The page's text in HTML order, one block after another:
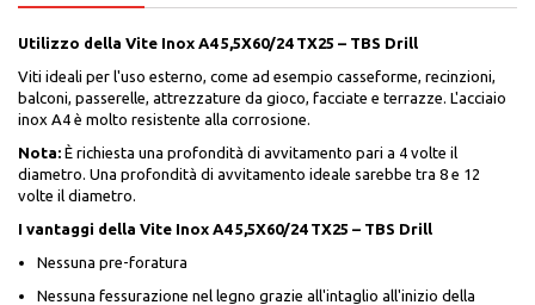
Utilizzo della Vite Inox A4 5,5X60/24 TX25 – TBS Drill
Viti ideali per l'uso esterno, come ad esempio casseforme, recinzioni,
balconi, passerelle, attrezzature da gioco, facciate e terrazze. L'acciaio
inox A4 è molto resistente alla corrosione.
Nota: È richiesta una profondità di avvitamento pari a 4 volte il
diametro. Una profondità di avvitamento ideale sarebbe tra 8 e 12
volte il diametro.
I vantaggi della Vite Inox A4 5,5X60/24 TX25 – TBS Drill
Nessuna pre-foratura
Nessuna fessurazione nel legno grazie all'intaglio all'inizio della